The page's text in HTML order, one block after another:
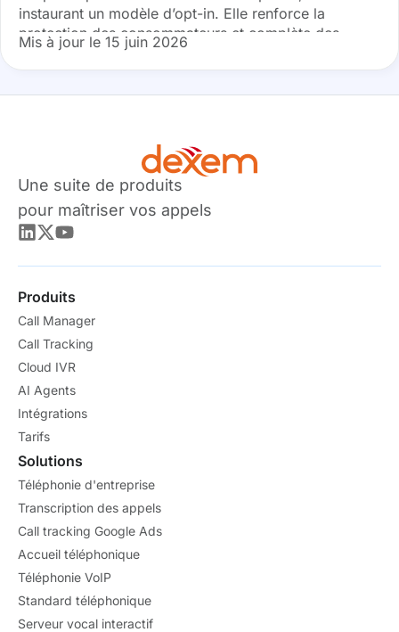
instaurant un modèle d’opt-in. Elle renforce la
protection des consommateurs et complète des
dispositifs comme Bloctel. Cette réforme oblige les
entreprises...
Mis à jour le 15 juin 2026
Une suite de produits
pour maîtriser vos appels
Produits
Call Manager
Call Tracking
Cloud IVR
AI Agents
Intégrations
Tarifs
Solutions
Téléphonie d'entreprise
Transcription des appels
Call tracking Google Ads
Accueil téléphonique
Téléphonie VoIP
Standard téléphonique
Serveur vocal interactif